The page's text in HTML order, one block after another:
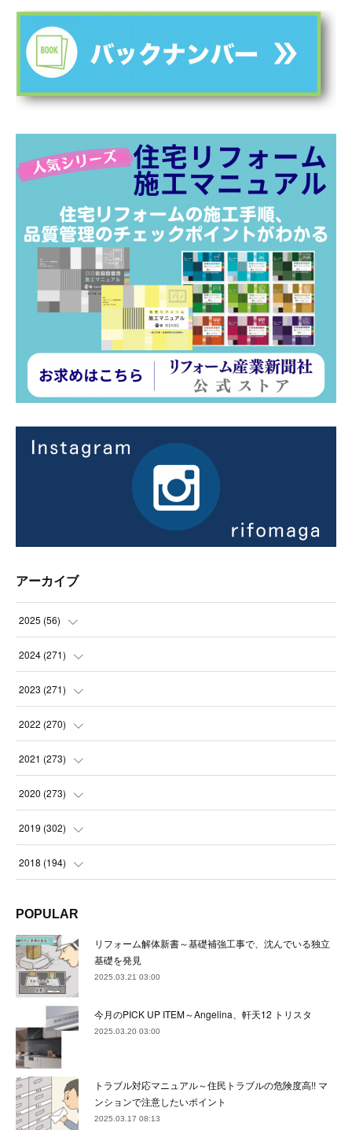
アーカイブ
2025 (56)
(14
(21
(21
2024 (271)
(21
(22
(23
(22
(24)
22)
(22)
(22)
(25
2023 (271)
(22
(23
(23
(21
(23 )
(24
(21
(24)
(21
( 23)
2022 (270)
(23
(23
(22
(23
(22 )
(23
(23
(22)
(24
( 21)
(20)
2021 (273)
(24
(23
(22
(23)
(23
(22)
(23
( 24)
(21)
2020 (273)
(24
(22
(22)
(24
(24)
(23
( 21)
(22)
2019 (302)
(23
(22)
(21)
(27)
(22
33)
(28)
2018 (194)
(17)
(32)
(36)
(30
34)
(8 )
POPULAR
リフォーム解体新書～基礎補強工事で、沈んでいる独立
基礎を発見
2025.03.21 03:00
今月のPICK UP ITEM～Angelina、軒天12 トリスタ
2025.03.20 03:00
トラブル対応マニュアル～住民トラブルの危険度高!! マ
ンションで注意したいポイント
2025.03.17 08:13